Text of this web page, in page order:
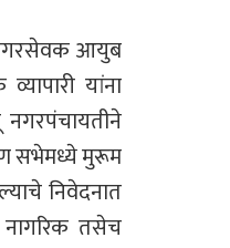
नगरसेवक आयुब
यांना
सभेमध्ये मुरूम
निवेदनात
नागरिक तसेच